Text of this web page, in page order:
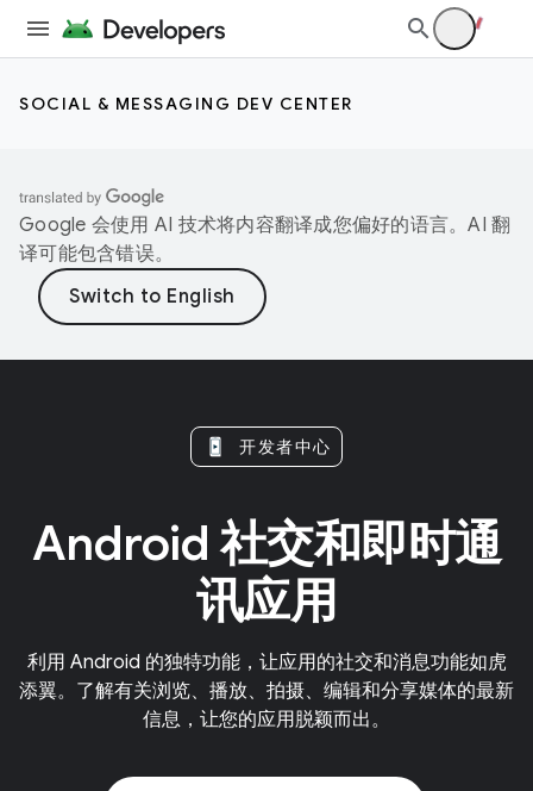
SOCIAL & MESSAGING DEV CENTER
Google 会使用 AI 技术将内容翻译成您偏好的语言。AI 翻
译可能包含错误。
开发者中心
Android 社交和即时通
讯应用
利用 Android 的独特功能，让应用的社交和消息功能如虎
添翼。了解有关浏览、播放、拍摄、编辑和分享媒体的最新
信息，让您的应用脱颖而出。